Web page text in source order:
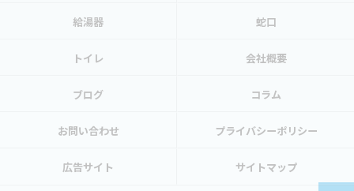
給湯器 蛇口
トイレ 会社概要
ブログ コラム
お問い合わせ プライバシーポリシー
広告サイト サイトマップ